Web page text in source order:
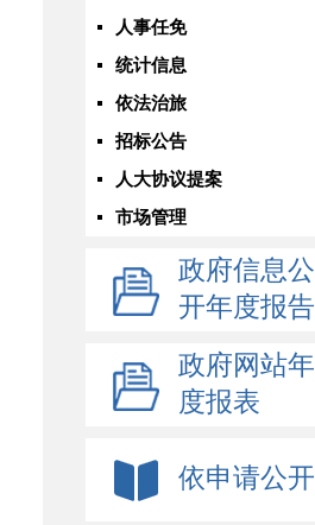
人事任免
统计信息
依法治旅
招标公告
人大协议提案
市场管理
政府信息公
开年度报告
政府网站年
度报表
依申请公开